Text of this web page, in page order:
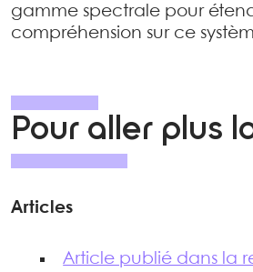
gamme spectrale pour
compréhension sur ce
Pour aller plus
Articles
Article publié dans la